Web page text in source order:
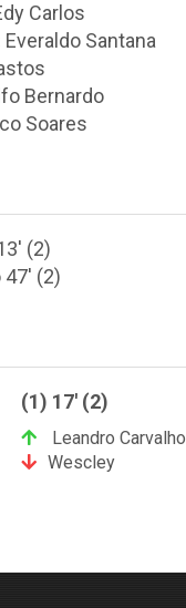
Carlos
Everaldo Santana
Bernardo
Soares
(2)
47' (2)
(1) 17' (2)
Leandro Carvalho
Wescley